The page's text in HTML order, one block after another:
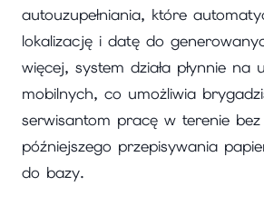
autouzupełniania, które
lokalizację i datę do
więcej, system działa płynnie na
mobilnych, co umożliwia
serwisantom pracę w terenie bez
późniejszego przepisywania
do bazy.